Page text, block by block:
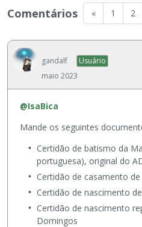
« 1 2
Comentários
gandalf
Usuário
maio 2023
@IsaBica
Mande os seguintes
Certidão de batismo da
portuguesa), original do
Certidão de casamento
Certidão de nascimento
Certidão de nascimento
Domingos